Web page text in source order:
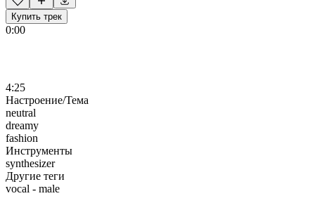
Купить трек
0:00
4:25
Настроение/Тема
neutral
dreamy
fashion
Инструменты
synthesizer
Другие теги
vocal - male